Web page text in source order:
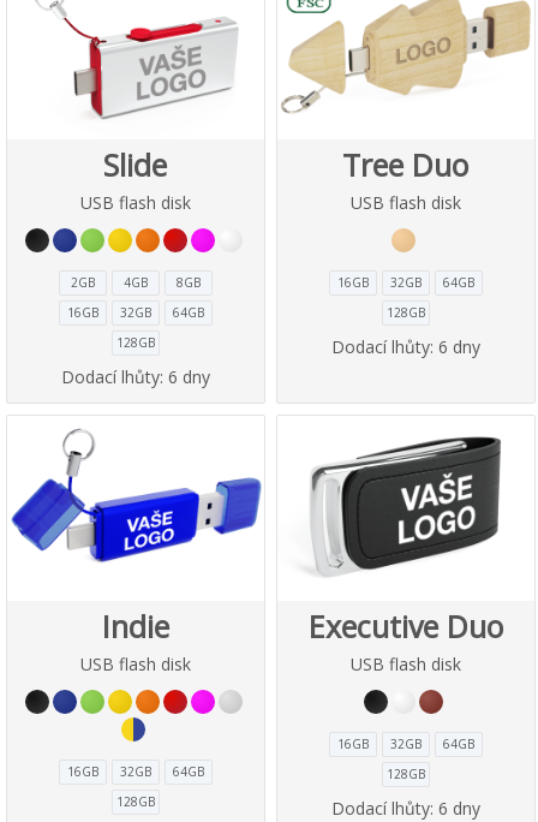
Slide
USB flash disk
2GB 4GB
8GB
16GB
32GB
64GB
128GB
Dodací lhůty: 6 dny
Tree Duo
USB flash disk
16GB 32GB
64GB
128GB
Dodací lhůty: 6 dny
Indie
USB flash disk
16GB 32GB
64GB
128GB
Executive Duo
USB flash disk
16GB 32GB
64GB
128GB
Dodací lhůty: 6 dny